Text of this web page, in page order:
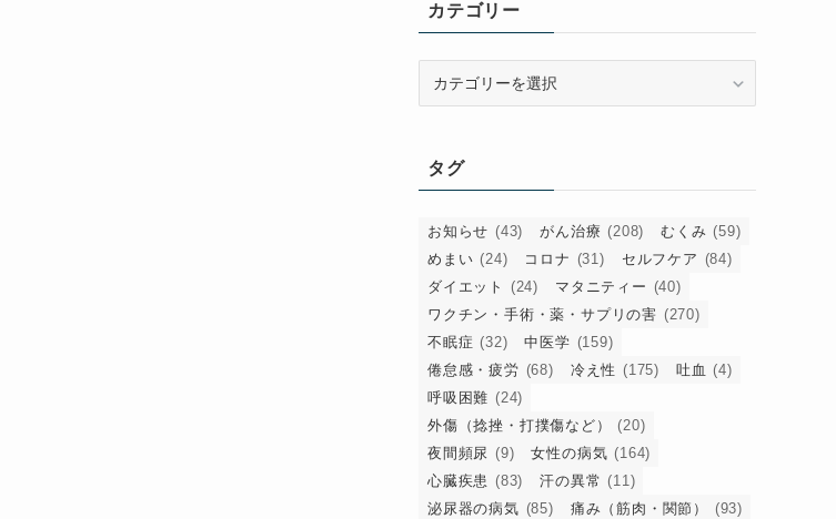
ブカテゴリー
ータグ
お知らせ (43) がん治療 (208) むくみ (59)
めまい (24) コロナ (31) セルフケア (84)
ダイエット
(24) マタニティー (40)
ワクチン・手術・薬・サプリの害 (270)
不眠症 (32) 中医学 (159)
倦怠感・疲労 (68) 冷え性 (175) 吐血 (4)
呼吸困難 (24)
外傷（捻挫・打撲傷など）
(20)
夜間頻尿 (9) 女性の病気 (164)
心臓疾患 (83) 汗の異常 (11)
泌尿器の病気 (85) 痛み（筋肉・関節）
(93)